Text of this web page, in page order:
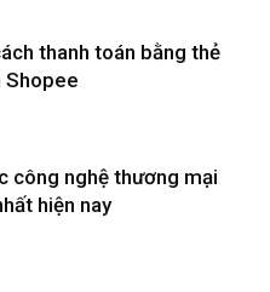
thanh toán bằng thẻ
Shopee
công nghệ thương mại
hiện nay